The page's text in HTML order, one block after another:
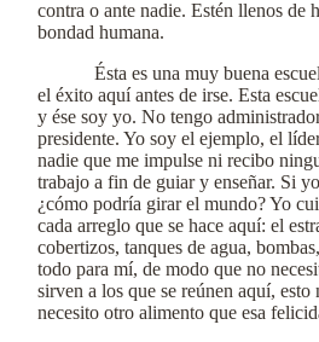
contra o ante nadie. Estén llenos de
bondad humana.
Ésta es una muy buena
el éxito aquí antes de irse. Esta
y ése soy yo. No tengo
presidente. Yo soy el ejemplo, el
nadie que me impulse ni recibo
trabajo a fin de guiar y enseñar. Si
¿cómo podría girar el mundo? Yo
cada arreglo que se hace aquí: el
cobertizos, tanques de agua,
todo para mí, de modo que no
sirven a los que se reúnen aquí,
necesito otro alimento que esa